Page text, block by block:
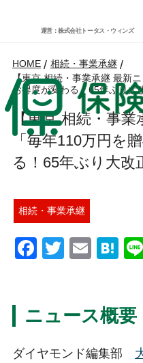
運営：株式会社トータス・ウィンズ
HOME / 相続・事業承継 /
【東京 相続・事業承継 最新
お得度が変わる！65年ぶり大
【東京 相続・事
「毎年110万円を
る！65年ぶり大改
相続・事業承継
Facebook
Twitter
ニュース概要
ダイヤモンド編集部